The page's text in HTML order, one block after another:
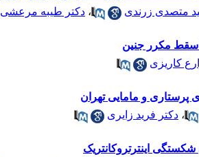
متصدی زرندی ، دکتر طیبه مرعشی
کاریزی
و مامایی تهران
، دکتر فرید زایری